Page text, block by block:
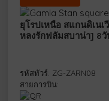
ยุโรปเหนือ สแกนดิเนเ
หลงรักฟลัมสบาน่า] 8วั
รหัสทัวร์: ZG-ZARN08
สายการบิน: